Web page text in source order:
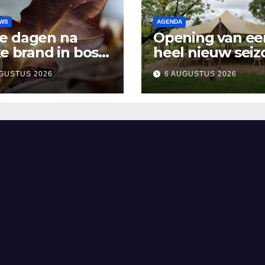
dagen na
brand in bos
Rosmalen en
2026
AGENDA
Opening van
heel nieuw
Vertelpodium
Lopende Vuur’.
Landelijke
6 AUGUSTUS 2026